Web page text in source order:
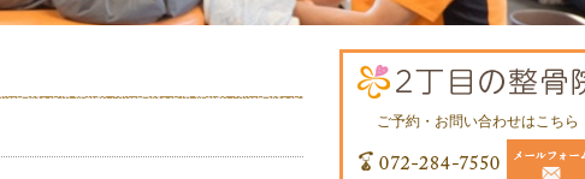
ご予約・お問い合わせはこちら